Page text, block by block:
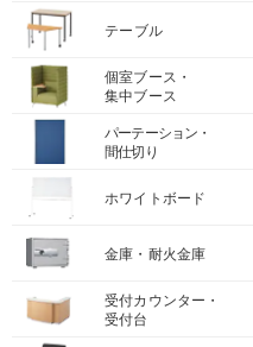
テーブル
個室ブース・
集中ブース
パーテーション・
間仕切り
ホワイトボード
金庫・耐火金庫
受付カウンター・
受付台